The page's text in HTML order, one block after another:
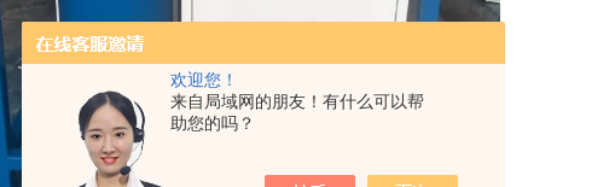
欢迎您！
来自局域网的朋友！有什么可以帮
助您的吗？